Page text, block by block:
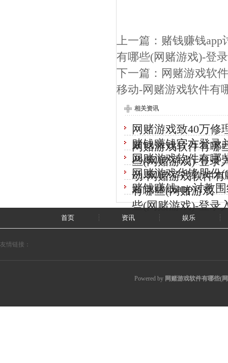
上一篇： 赌钱赚钱
有哪些(网赌游戏)-登
下一篇： 网赌游戏软
移动-网赌游戏软件有
相关资讯
网赌游戏致40万修
网赌游戏软件有哪
赌钱赚钱官方登录
些(网赌游戏)-登录
网赌游戏软件有哪
动-网赌游戏软件
网赌游戏华锋股份
有哪些(网赌游戏
赌钱赚钱app讨教
些(网赌游戏)-登录
首页 资讯 娱乐
友情链接：
Powered by 网赌游戏软件有哪些(